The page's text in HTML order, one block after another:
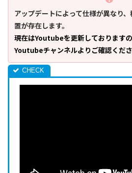
アップデートによって仕様が異なり
置が存在します。
現在はYoutubeを更新しております
Youtubeチャンネルよりご確認くださ